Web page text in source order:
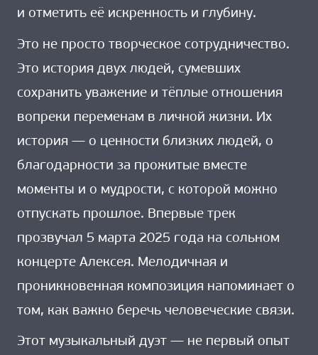
и отметить её искренность и глубину.
Это не просто творческое сотрудничество.
Это история двух людей, сумевших
сохранить уважение и тёплые отношения
вопреки переменам в личной жизни. Их
история — о ценности близких людей, о
благодарности за прожитые вместе
моменты и о мудрости, с которой можно
отпускать прошлое. Впервые трек
прозвучал 5 марта 2025 года на сольном
концерте Алексея. Мелодичная и
проникновенная композиция напоминает о
том, как важно беречь человеческие связи.
Этот музыкальный дуэт — не первый опыт